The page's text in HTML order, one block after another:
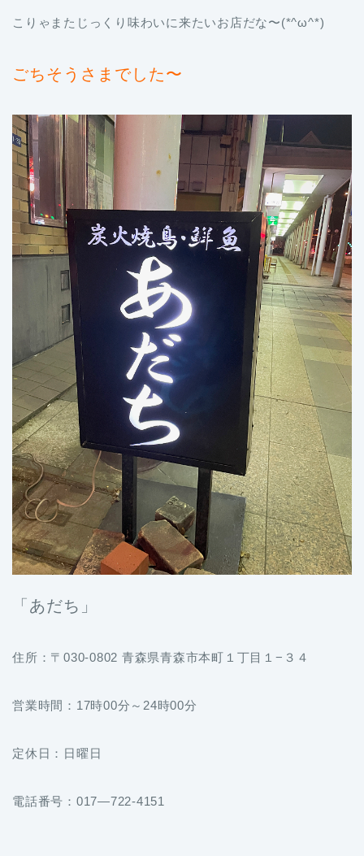
こりゃまたじっくり味わいに来たいお店だな〜(*^ω^*)
ごちそうさまでした〜
「あだち」
住所：〒030-0802 青森県青森市本町１丁目１−３４
営業時間：17時00分～24時00分
定休日：日曜日
電話番号：017—722-4151